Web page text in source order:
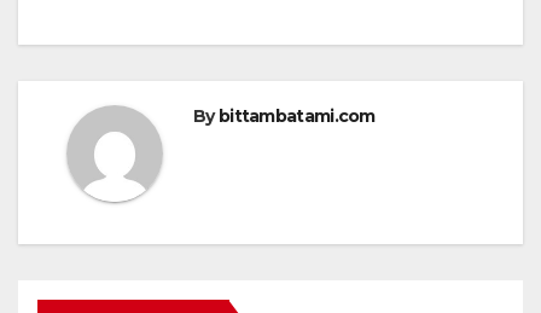
By bittambatami.com